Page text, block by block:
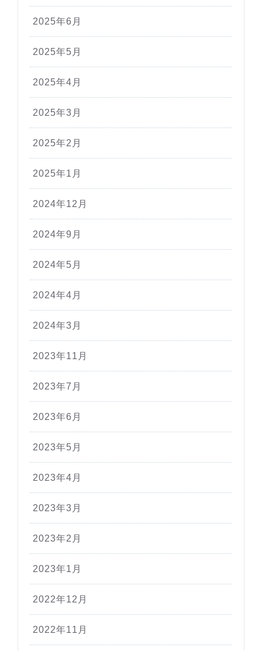
2025年6月
2025年5月
2025年4月
2025年3月
2025年2月
2025年1月
2024年12月
2024年9月
2024年5月
2024年4月
2024年3月
2023年11月
2023年7月
2023年6月
2023年5月
2023年4月
2023年3月
2023年2月
2023年1月
2022年12月
2022年11月